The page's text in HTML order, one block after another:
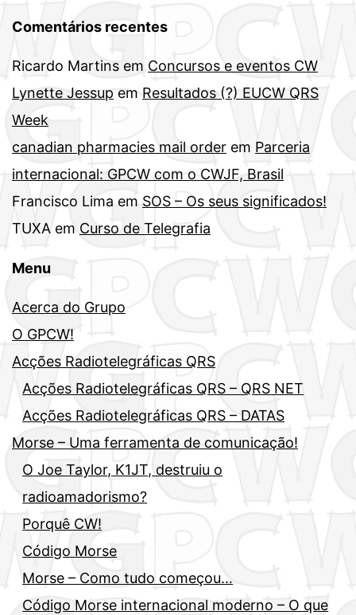
Comentários recentes
Ricardo Martins em Concursos e eventos CW
Lynette Jessup em Resultados (?) EUCW QRS
Week
canadian pharmacies mail order em Parceria
internacional: GPCW com o CWJF, Brasil
Francisco Lima em SOS – Os seus significados!
TUXA em Curso de Telegrafia
Menu
Acerca do Grupo
O GPCW!
Acções Radiotelegráficas QRS
Acções Radiotelegráficas QRS – QRS NET
Acções Radiotelegráficas QRS – DATAS
Morse – Uma ferramenta de comunicação!
O Joe Taylor, K1JT, destruiu o
radioamadorismo?
Porquê CW!
Código Morse
Morse – Como tudo começou…
Código Morse internacional moderno – O que